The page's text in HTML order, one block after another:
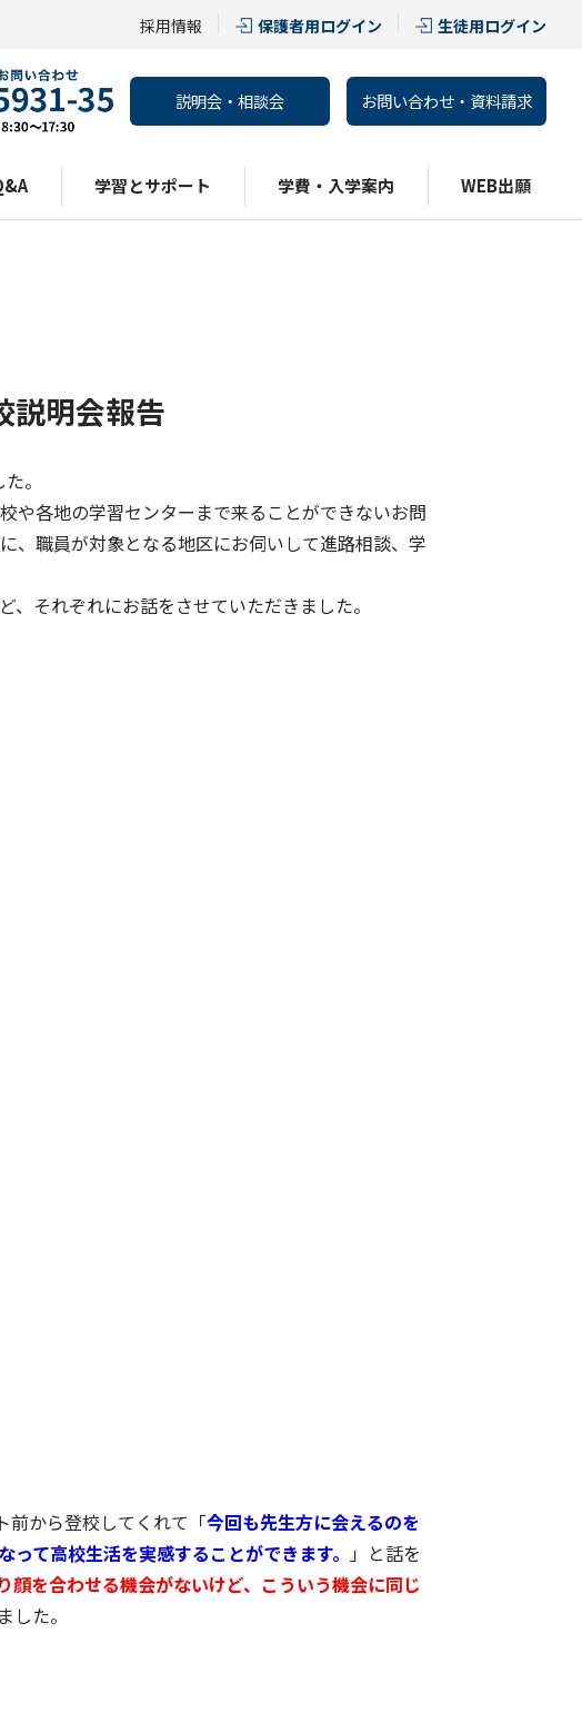
採用情報 保護者用ログイン 生徒用ログイン
説明会・相談会 お問い合わせ・資料請求
学習とサポート 学費・入学案内 WEB出願
説明会報告
。
や各地の学習センターまで来ることができないお問
、職員が対象となる地区にお伺いして進路相談、学
それぞれにお話をさせていただきました。
前から登校してくれて「今回も先生方に会えるのを
て高校生活を実感することができます。 」と話を
顔を合わせる機会がないけど、こういう機会に同じ
した。